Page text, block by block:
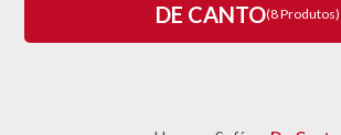
DE CANTO(8 Produtos)